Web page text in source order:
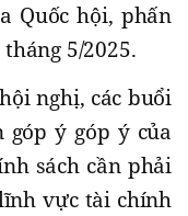
Quốc hội, phấn
5/2025.
nghị, các buổi
góp ý góp ý của
sách cần phải
vực tài chính